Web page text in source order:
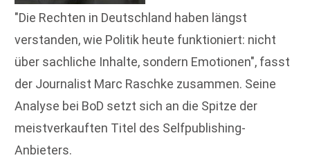
"Die Rechten in Deutschland haben längst
verstanden, wie Politik heute funktioniert: nicht
über sachliche Inhalte, sondern Emotionen", fasst
der Journalist Marc Raschke zusammen. Seine
Analyse bei BoD setzt sich an die Spitze der
meistverkauften Titel des Selfpublishing-
Anbieters.